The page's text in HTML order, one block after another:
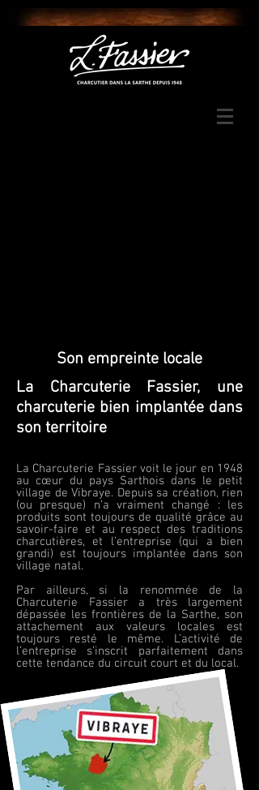
Son empreinte locale
La Charcuterie Fassier, une
charcuterie bien implantée dans
son territoire
La Charcuterie Fassier voit le jour en 1948
au cœur du pays Sarthois dans le petit
village de Vibraye. Depuis sa création, rien
(ou presque) n’a vraiment changé : les
produits sont toujours de qualité grâce au
savoir-faire et au respect des traditions
charcutières, et l’entreprise (qui a bien
grandi) est toujours implantée dans son
village natal.
Par ailleurs, si la renommée de la
Charcuterie Fassier a très largement
dépassée les frontières de la Sarthe, son
attachement aux valeurs locales est
toujours resté le même. L’activité de
l’entreprise s’inscrit parfaitement dans
cette tendance du circuit court et du local.